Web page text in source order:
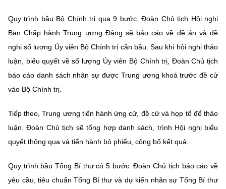
Chịu trách nhiệm nội dung: Nguyễn Thị Hải Hằng
Giám đốc Trung tâm Truyền thông Khoa học và Công nghệ.
Địa chỉ: Ban Biên tập Cổng TTĐT - 18 Nguyễn Du, TP. Hà Nội
Điện thoại: 024 3936 9506
Email:stc@mst.gov.vn
©2026 Bản quyền thuộc Bộ Khoa Học và Công Nghệ
Quy trình bầu Bộ Chính trị qua 9 bước. Đoàn Chủ tịch Hội nghị
Ban Chấp hành Trung ương Đảng sẽ báo cáo về đề án và đề
nghị số lượng Ủy viên Bộ Chính trị cần bầu. Sau khi hội nghị thảo
luận, biểu quyết về số lượng Ủy viên Bộ Chính trị, Đoàn Chủ tịch
báo cáo danh sách nhân sự được Trung ương khoá trước đề cử
vào Bộ Chính trị.
Tiếp theo, Trung ương tiến hành ứng cử, đề cử và họp tổ để thảo
luận. Đoàn Chủ tịch sẽ tổng hợp danh sách, trình Hội nghị biểu
quyết thông qua và tiến hành bỏ phiếu, công bố kết quả.
Quy trình bầu Tổng Bí thư có 5 bước. Đoàn Chủ tịch báo cáo về
yêu cầu, tiêu chuẩn Tổng Bí thư và dự kiến nhân sự Tổng Bí thư